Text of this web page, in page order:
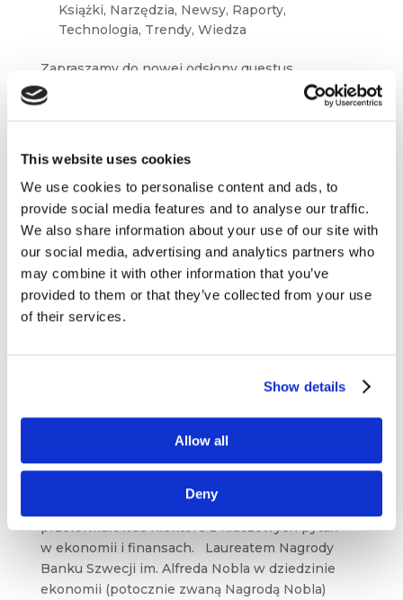
This website uses cookies
We use cookies to personalise content and ads, to
provide social media features and to analyse our traffic.
We also share information about your use of our site with
our social media, advertising and analytics partners who
may combine it with other information that you’ve
provided to them or that they’ve collected from your use
of their services.
Show details
Allow all
Deny
Książki, Narzędzia, Newsy, Raporty,
Technologia, Trendy, Wiedza
Zapraszamy do nowej odsłony questus
marketing insights. W tym miesiącu
przedstawiamy Wam teksty autorstwa: Wharton
Team. Przyjemnej lektury! Do Accelerators
Ludzie, którzy zmieniają świat: Richard H.
Artykuły,Blogosfera
Wiedza
Ekonomia behawioralna pomogła
przeformułować niektóre z kluczowych pytań
w ekonomii i finansach. Laureatem Nagrody
Banku Szwecji im. Alfreda Nobla w dziedzinie
ekonomii (potocznie zwaną Nagrodą Nobla)